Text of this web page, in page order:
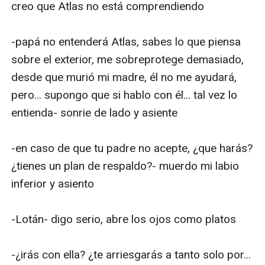
creo que Atlas no está comprendiendo
-papá no entenderá Atlas, sabes lo que piensa
sobre el exterior, me sobreprotege demasiado,
desde que murió mi madre, él no me ayudará,
pero... supongo que si hablo con él... tal vez lo
entienda- sonrie de lado y asiente
-en caso de que tu padre no acepte, ¿que harás?
¿tienes un plan de respaldo?- muerdo mi labio
inferior y asiento
-Lotán- digo serio, abre los ojos como platos
-¿irás con ella? ¿te arriesgarás a tanto solo por...